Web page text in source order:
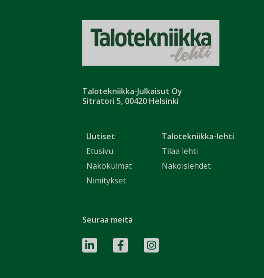
Talotekniikka-Julkaisut Oy
Sitratori 5, 00420 Helsinki
Uutiset
Etusivu
Näkökulmat
Nimitykset
Talotekniikka-lehti
Tilaa lehti
Näköislehdet
Seuraa meitä